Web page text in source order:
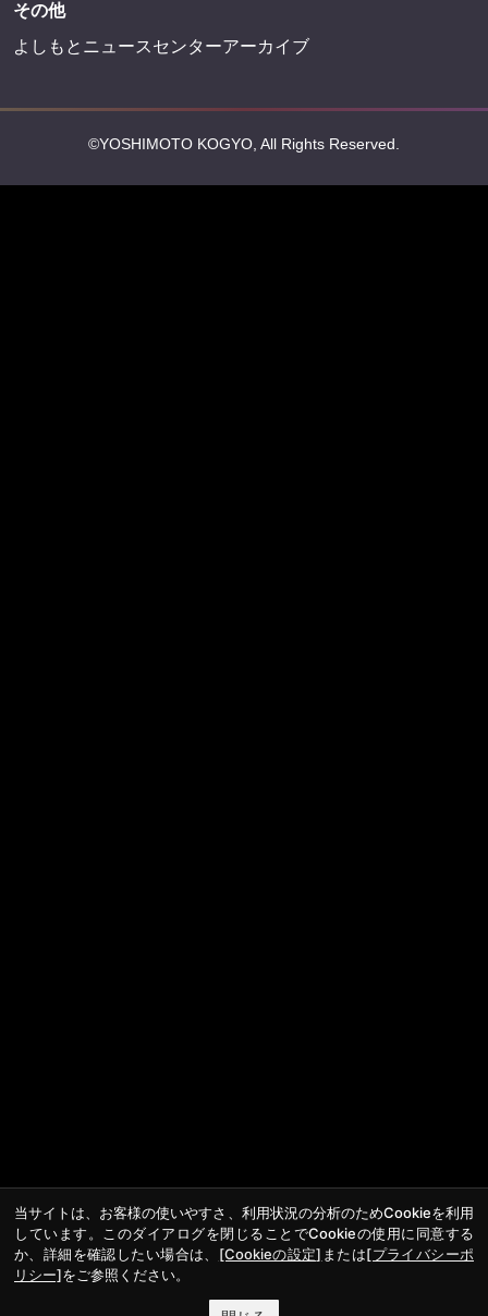
その他
よしもとニュースセンターアーカイブ
©YOSHIMOTO KOGYO, All Rights Reserved.
当サイトは、お客様の使いやすさ、利用状況の分析のためCookieを利用
しています。このダイアログを閉じることでCookieの使用に同意する
か、詳細を確認したい場合は、 [Cookieの設定] または[プライバシーポ
リシー]をご参照ください。